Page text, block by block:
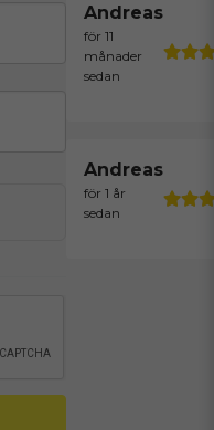
Andreas
för 11
månader
sedan
Andreas
för 1 år
sedan